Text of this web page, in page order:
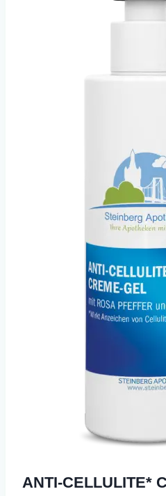
ANTI-CELLULITE*